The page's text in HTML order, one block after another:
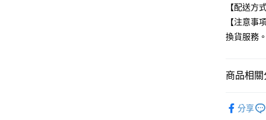
臺灣中
匯豐（
聯邦商
台新國
台灣樂
Apple Pay
街口支付
Google
大哥付你
【配送方
【注意事
換貨服務
商品相關
分享